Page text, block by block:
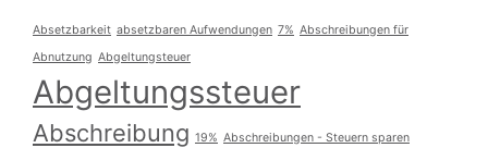
Absetzbarkeit absetzbaren Aufwendungen 7% Abschreibungen für
Abnutzung Abgeltungsteuer
Abgeltungssteuer
Abschreibung 19% Abschreibungen - Steuern sparen